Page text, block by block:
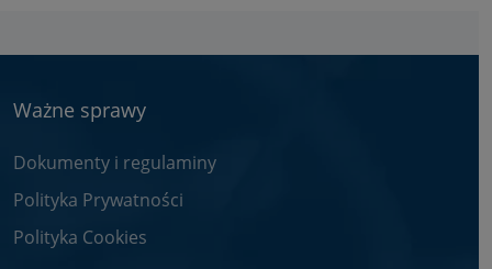
Ważne sprawy
Dokumenty i regulaminy
Polityka Prywatności
Polityka Cookies